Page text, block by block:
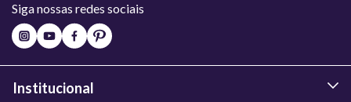
Siga nossas redes sociais
Institucional